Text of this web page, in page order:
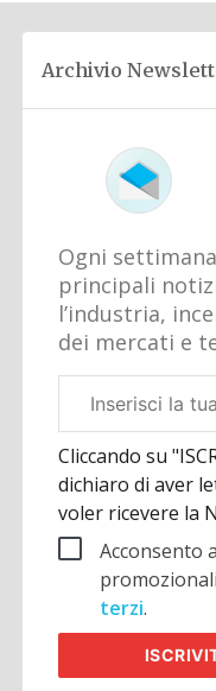
Archivio
Ogni
principali
l’industria,
dei mercati e
aziendale
Cliccando su
dichiaro di aver
voler ricevere la
Acconsento
terzi.